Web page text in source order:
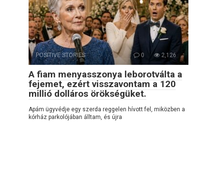
POSITIVE STORIES 0 2,126
A fiam menyasszonya leborotválta a
fejemet, ezért visszavontam a 120
millió dolláros örökségüket.
Apám ügyvédje egy szerda reggelen hívott fel, miközben a
kórház parkolójában álltam, és újra